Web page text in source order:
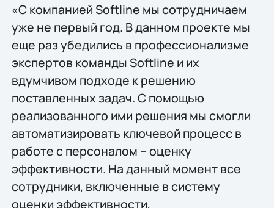
«С компанией Softline мы сотрудничаем
уже не первый год. В данном проекте мы
еще раз убедились в профессионализме
экспертов команды Softline и их
вдумчивом подходе к решению
поставленных задач. С помощью
реализованного ими решения мы смогли
автоматизировать ключевой процесс в
работе с персоналом – оценку
эффективности. На данный момент все
сотрудники, включенные в систему
оценки эффективности,